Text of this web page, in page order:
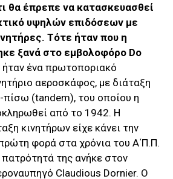
θα έπρεπε να κατασκευασθεί
υψηλών επιδόσεων με
Τότε ήταν που η
ξανά στο εμβολοφόρο Do
ήταν ένα πρωτοποριακό
αεροσκάφος, με διάταξη
πίσω (tandem), του οποίου η
από το 1942. Η
κινητήρων είχε κάνει την
φορά στα χρόνια του Α΄Π.Π.
πατρότητά της ανήκε στον
Claudious Dornier. Ο